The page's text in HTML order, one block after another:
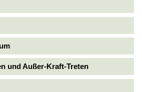
und Außer-Kraft-Treten